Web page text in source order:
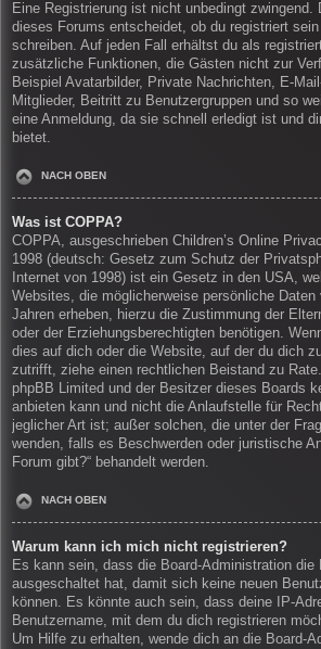
Eine Registrierung ist nicht unbedingt zwingend.
dieses Forums entscheidet, ob du registriert
schreiben. Auf jeden Fall erhältst du als
zusätzliche Funktionen, die Gästen nicht zur
Beispiel Avatarbilder, Private Nachrichten, E-
Mitglieder, Beitritt zu Benutzergruppen und so
eine Anmeldung, da sie schnell erledigt ist und
bietet.
NACH OBEN
Was ist COPPA?
COPPA, ausgeschrieben Children’s Online
1998 (deutsch: Gesetz zum Schutz der
Internet von 1998) ist ein Gesetz in den USA,
Websites, die möglicherweise persönliche Daten
Jahren erheben, hierzu die Zustimmung der
oder der Erziehungsberechtigten benötigen.
dies auf dich oder die Website, auf der du dich
zutrifft, ziehe einen rechtlichen Beistand zu
phpBB Limited und der Besitzer dieses Boards
anbieten kann und nicht die Anlaufstelle für
jeglicher Art ist; außer solchen, die unter der
wenden, falls es Beschwerden oder juristische
Forum gibt?“ behandelt werden.
NACH OBEN
Warum kann ich mich nicht registrieren?
Es kann sein, dass die Board-Administration die
ausgeschaltet hat, damit sich keine neuen
können. Es könnte auch sein, dass deine IP-
Benutzername, mit dem du dich registrieren
Um Hilfe zu erhalten, wende dich an die Board-